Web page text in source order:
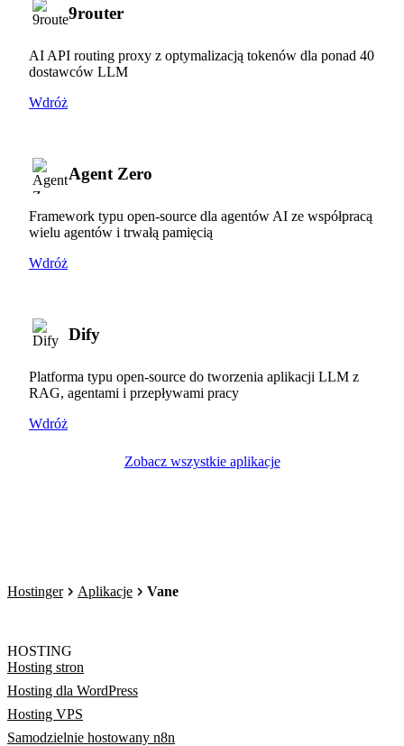
9router
AI API routing proxy z optymalizacją tokenów dla ponad 40
dostawców LLM
Wdróż
Agent Zero
Framework typu open-source dla agentów AI ze współpracą
wielu agentów i trwałą pamięcią
Wdróż
Dify
Platforma typu open-source do tworzenia aplikacji LLM z
RAG, agentami i przepływami pracy
Wdróż
Zobacz wszystkie aplikacje
Hostinger Aplikacje Vane
HOSTING
Hosting stron
Hosting dla WordPress
Hosting VPS
Samodzielnie hostowany n8n